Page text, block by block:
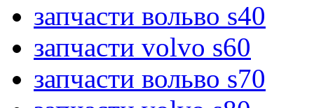
запчасти вольво s40
запчасти volvo s60
запчасти вольво s70